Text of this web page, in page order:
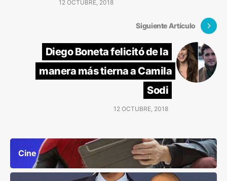
12 OCTUBRE, 2018
Siguiente Artículo
Diego Boneta felicitó de la
manera más tierna a Camila
Sodi
12 OCTUBRE, 2018
Cine